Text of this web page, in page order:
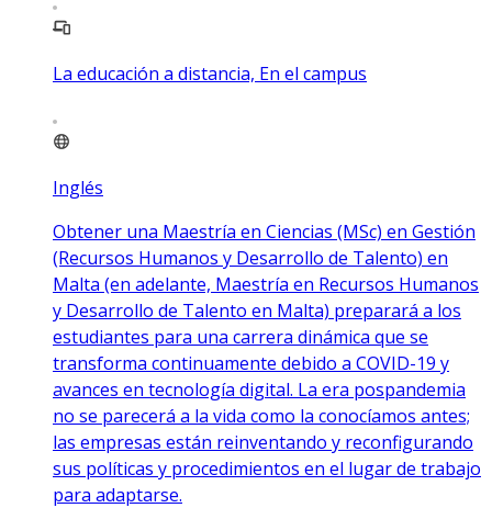
La educación a distancia, En el campus
Inglés
Obtener una Maestría en Ciencias (MSc) en Gestión
(Recursos Humanos y Desarrollo de Talento) en
Malta (en adelante, Maestría en Recursos Humanos
y Desarrollo de Talento en Malta) preparará a los
estudiantes para una carrera dinámica que se
transforma continuamente debido a COVID-19 y
avances en tecnología digital. La era pospandemia
no se parecerá a la vida como la conocíamos antes;
las empresas están reinventando y reconfigurando
sus políticas y procedimientos en el lugar de trabajo
para adaptarse.